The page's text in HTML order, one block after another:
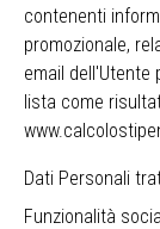
contenenti
promozionale,
email dell'Utente
lista come
Dati Personali
Funzionalità